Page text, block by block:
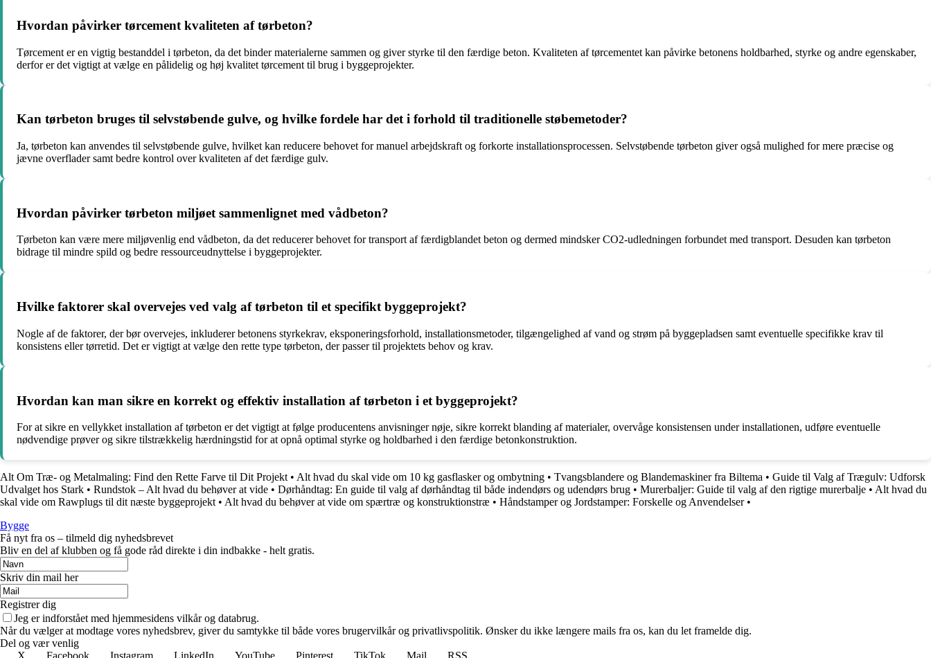
Hvordan påvirker tørcement kvaliteten af tørbeton?
Tørcement er en vigtig bestanddel i tørbeton, da det binder materialerne sammen og giver styrke til den færdige beton. Kvaliteten af tørcementet kan påvirke betonens holdbarhed, styrke og andre egenskaber,
derfor er det vigtigt at vælge en pålidelig og høj kvalitet tørcement til brug i byggeprojekter.
Kan tørbeton bruges til selvstøbende gulve, og hvilke fordele har det i forhold til traditionelle støbemetoder?
Ja, tørbeton kan anvendes til selvstøbende gulve, hvilket kan reducere behovet for manuel arbejdskraft og forkorte installationsprocessen. Selvstøbende tørbeton giver også mulighed for mere præcise og
jævne overflader samt bedre kontrol over kvaliteten af det færdige gulv.
Hvordan påvirker tørbeton miljøet sammenlignet med vådbeton?
Tørbeton kan være mere miljøvenlig end vådbeton, da det reducerer behovet for transport af færdigblandet beton og dermed mindsker CO2-udledningen forbundet med transport. Desuden kan tørbeton
bidrage til mindre spild og bedre ressourceudnyttelse i byggeprojekter.
Hvilke faktorer skal overvejes ved valg af tørbeton til et specifikt byggeprojekt?
Nogle af de faktorer, der bør overvejes, inkluderer betonens styrkekrav, eksponeringsforhold, installationsmetoder, tilgængelighed af vand og strøm på byggepladsen samt eventuelle specifikke krav til
konsistens eller tørretid. Det er vigtigt at vælge den rette type tørbeton, der passer til projektets behov og krav.
Hvordan kan man sikre en korrekt og effektiv installation af tørbeton i et byggeprojekt?
For at sikre en vellykket installation af tørbeton er det vigtigt at følge producentens anvisninger nøje, sikre korrekt blanding af materialer, overvåge konsistensen under installationen, udføre eventuelle
nødvendige prøver og sikre tilstrækkelig hærdningstid for at opnå optimal styrke og holdbarhed i den færdige betonkonstruktion.
Alt Om Træ- og Metalmaling: Find den Rette Farve til Dit Projekt • Alt hvad du skal vide om 10 kg gasflasker og ombytning • Tvangsblandere og Blandemaskiner fra Biltema • Guide til Valg af Trægulv: Udforsk
Udvalget hos Stark • Rundstok – Alt hvad du behøver at vide • Dørhåndtag: En guide til valg af dørhåndtag til både indendørs og udendørs brug • Murerbaljer: Guide til valg af den rigtige murerbalje • Alt hvad du
skal vide om Rawplugs til dit næste byggeprojekt • Alt hvad du behøver at vide om spærtræ og konstruktionstræ • Håndstamper og Jordstamper: Forskelle og Anvendelser•
Bygge
Få nyt fra os – tilmeld dig nyhedsbrevet
Bliv en del af klubben og få gode råd direkte i din indbakke - helt gratis.
Skriv din mail her
Registrer dig
Jeg er indforstået med hjemmesidens vilkår og databrug.
Når du vælger at modtage vores nyhedsbrev, giver du samtykke til både vores brugervilkår og privatlivspolitik. Ønsker du ikke længere mails fra os, kan du let framelde dig.
Del og vær venlig